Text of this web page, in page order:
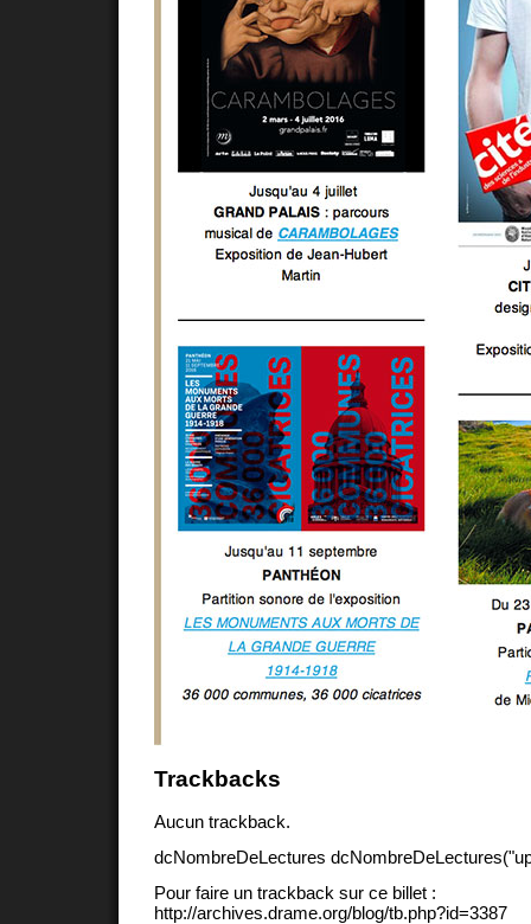
Trackbacks
Aucun trackback.
dcNombreDeLectures
Pour faire un trackback sur ce billet :
http://archives.drame.org/blog/tb.php?id=3387